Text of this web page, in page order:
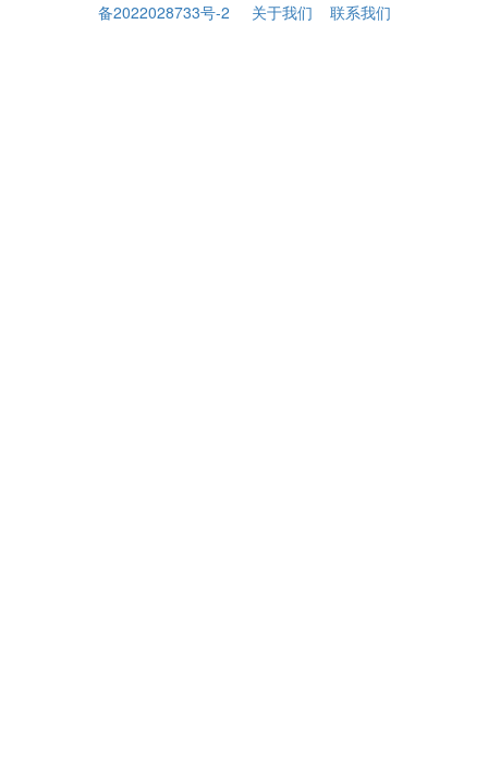
备2022028733号-2 关于我们 联系我们